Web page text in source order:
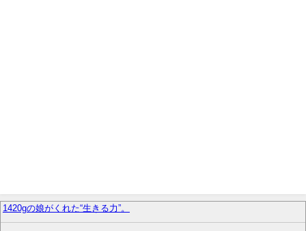
1420gの娘がくれた“生きる力”。